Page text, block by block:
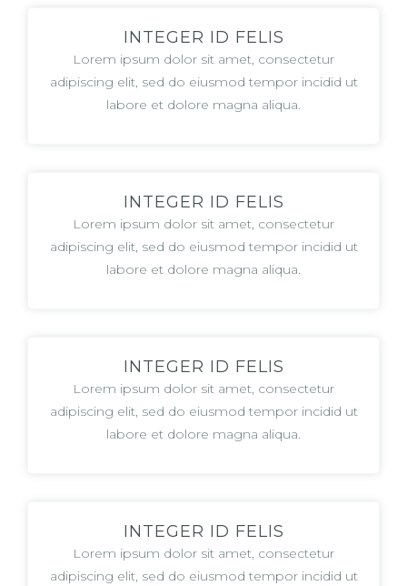
INTEGER ID FELIS
Lorem ipsum dolor sit amet, consectetur
adipiscing elit, sed do eiusmod tempor incidid ut
labore et dolore magna aliqua.
INTEGER ID FELIS
Lorem ipsum dolor sit amet, consectetur
adipiscing elit, sed do eiusmod tempor incidid ut
labore et dolore magna aliqua.
INTEGER ID FELIS
Lorem ipsum dolor sit amet, consectetur
adipiscing elit, sed do eiusmod tempor incidid ut
labore et dolore magna aliqua.
INTEGER ID FELIS
Lorem ipsum dolor sit amet, consectetur
adipiscing elit, sed do eiusmod tempor incidid ut